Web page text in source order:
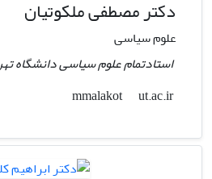
دکتر مصطفی ملکوتیان
علوم سیاسی
استادتمام علوم سیاسی دانشگاه
mmalakot
ut.ac.ir